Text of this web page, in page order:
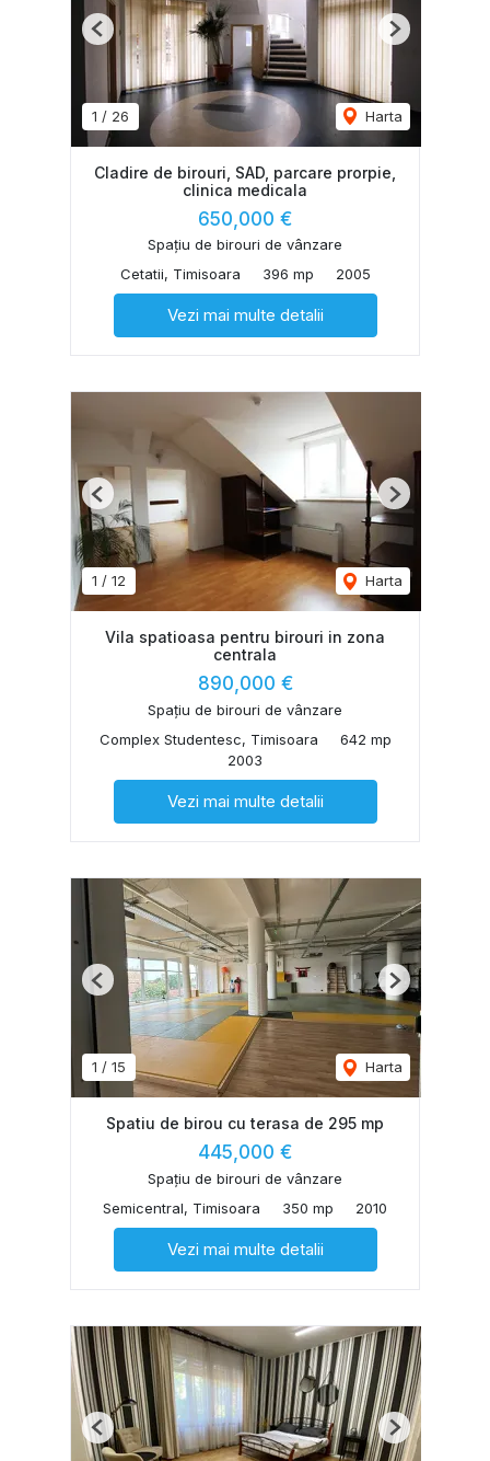
1 / 26 Harta
Previous Next
Cladire de birouri, SAD, parcare prorpie,
clinica medicala
650,000 €
Spațiu de birouri de vânzare
Cetatii, Timisoara
396 mp 2005
Vezi mai multe detalii
1 / 12 Harta
Previous Next
Vila spatioasa pentru birouri in zona
centrala
890,000 €
Spațiu de birouri de vânzare
Complex Studentesc, Timisoara
642 mp
2003
Vezi mai multe detalii
1 / 15 Harta
Previous Next
Spatiu de birou cu terasa de 295 mp
445,000 €
Spațiu de birouri de vânzare
Semicentral, Timisoara
350 mp 2010
Vezi mai multe detalii
Previous Next